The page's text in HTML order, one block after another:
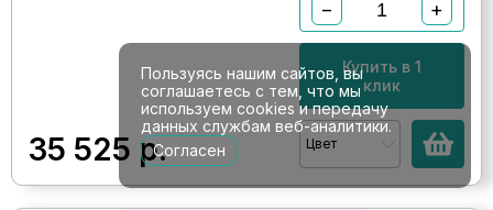
35 525 р.
− +
Купить в 1
клик
Цвет
Пользуясь нашим сайтов, вы
соглашаетесь с тем, что мы
используем cookies и передачу
данных службам веб-аналитики.
Согласен